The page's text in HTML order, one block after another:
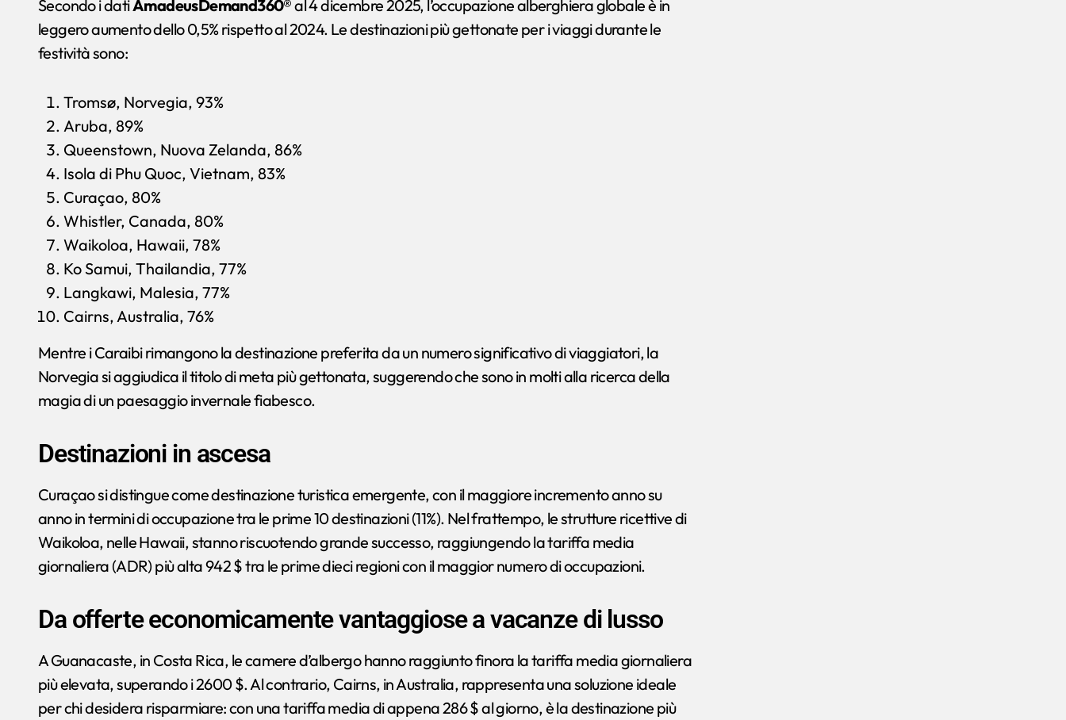
Secondo i datiAmadeusDemand360®al 4 dicembre 2025, l’occupazione alberghiera globale è in
leggero aumento dello 0,5% rispetto al 2024. Le destinazioni più gettonate per i viaggi durante le
festività sono:
Tromsø, Norvegia, 93%
Aruba, 89%
Queenstown, Nuova Zelanda, 86%
Isola di Phu Quoc, Vietnam, 83%
Curaçao, 80%
Whistler, Canada, 80%
Waikoloa, Hawaii, 78%
Ko Samui, Thailandia, 77%
Langkawi, Malesia, 77%
Cairns, Australia, 76%
Mentre i Caraibi rimangono la destinazione preferita da un numero significativo di viaggiatori, la
Norvegia si aggiudica il titolo di meta più gettonata, suggerendo che sono in molti alla ricerca della
magia di un paesaggio invernale fiabesco.
Destinazioni in ascesa
Curaçao si distingue come destinazione turistica emergente, con il maggiore incremento anno su
anno in termini di occupazione tra le prime 10 destinazioni (11%). Nel frattempo, le strutture ricettive di
Waikoloa, nelle Hawaii, stanno riscuotendo grande successo, raggiungendo la tariffa media
giornaliera (ADR) più alta 942 $ tra le prime dieci regioni con il maggior numero di occupazioni.
Da offerte economicamente vantaggiose a vacanze di lusso
A Guanacaste, in Costa Rica, le camere d’albergo hanno raggiunto finora la tariffa media giornaliera
più elevata, superando i 2600 $. Al contrario, Cairns, in Australia, rappresenta una soluzione ideale
per chi desidera risparmiare: con una tariffa media di appena 286 $ al giorno, è la destinazione più